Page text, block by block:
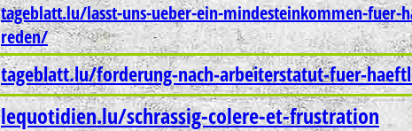
tageblatt.lu/lasst-uns-ueber-ein-mindesteinkommen-fuer-
reden/
tageblatt.lu/forderung-nach-arbeiterstatut-fuer-
lequotidien.lu/schrassig-colere-et-frustration